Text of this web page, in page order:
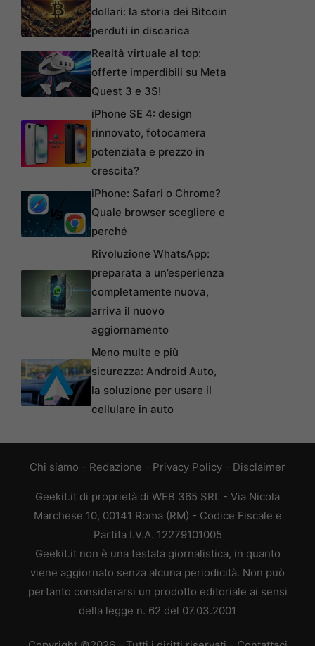
dollari: la storia dei Bitcoin
perduti in discarica
Realtà virtuale al top:
offerte imperdibili su Meta
Quest 3 e 3S!
iPhone SE 4: design
rinnovato, fotocamera
potenziata e prezzo in
crescita?
iPhone: Safari o Chrome?
Quale browser scegliere e
perché
Rivoluzione WhatsApp:
preparata a un’esperienza
completamente nuova,
arriva il nuovo
aggiornamento
Meno multe e più
sicurezza: Android Auto,
la soluzione per usare il
cellulare in auto
Chi siamo - Redazione - Privacy Policy - Disclaimer
Geekit.it di proprietà di WEB 365 SRL - Via Nicola
Marchese 10, 00141 Roma (RM) - Codice Fiscale e
Partita I.V.A. 12279101005
Geekit.it non è una testata giornalistica, in quanto
viene aggiornato senza alcuna periodicità. Non può
pertanto considerarsi un prodotto editoriale ai sensi
della legge n. 62 del 07.03.2001